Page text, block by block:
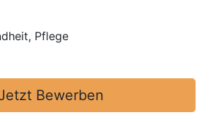
Pflege
Bewerben